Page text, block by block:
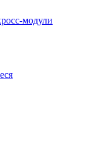
модули